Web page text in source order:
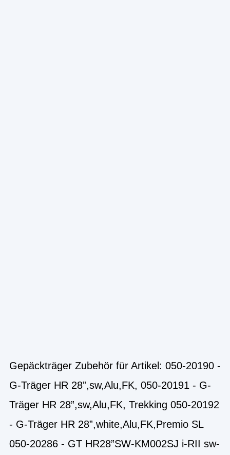
Gepäckträger Zubehör für Artikel: 050-20190 -
G-Träger HR 28”,sw,Alu,FK, 050-20191 - G-
Träger HR 28”,sw,Alu,FK, Trekking 050-20192
- G-Träger HR 28”,white,Alu,FK,Premio SL
050-20286 - GT HR28”SW-KM002SJ i-RII sw-